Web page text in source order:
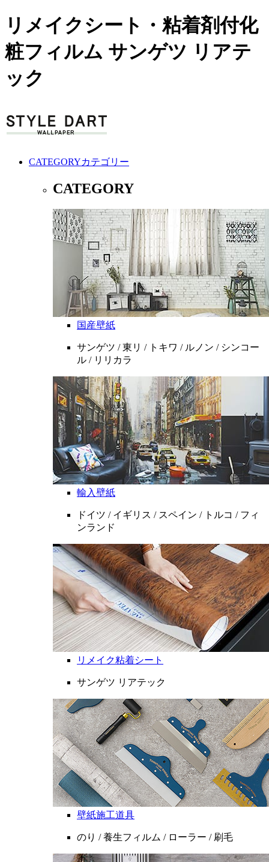
リメイクシート・粘着剤付化
粧フィルム サンゲツ リアテ
ック
CATEGORYカテゴリー
CATEGORY
国産壁紙
サンゲツ / 東リ / トキワ / ルノン / シンコー
ル / リリカラ
輸入壁紙
ドイツ / イギリス / スペイン / トルコ / フィ
ンランド
リメイク粘着シート
サンゲツ リアテック
壁紙施工道具
のり / 養生フィルム / ローラー / 刷毛